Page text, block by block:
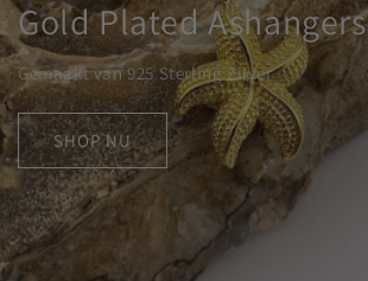
Gold Plated Ashangers
Gemaakt van 925 Sterling Zilver
SHOP NU